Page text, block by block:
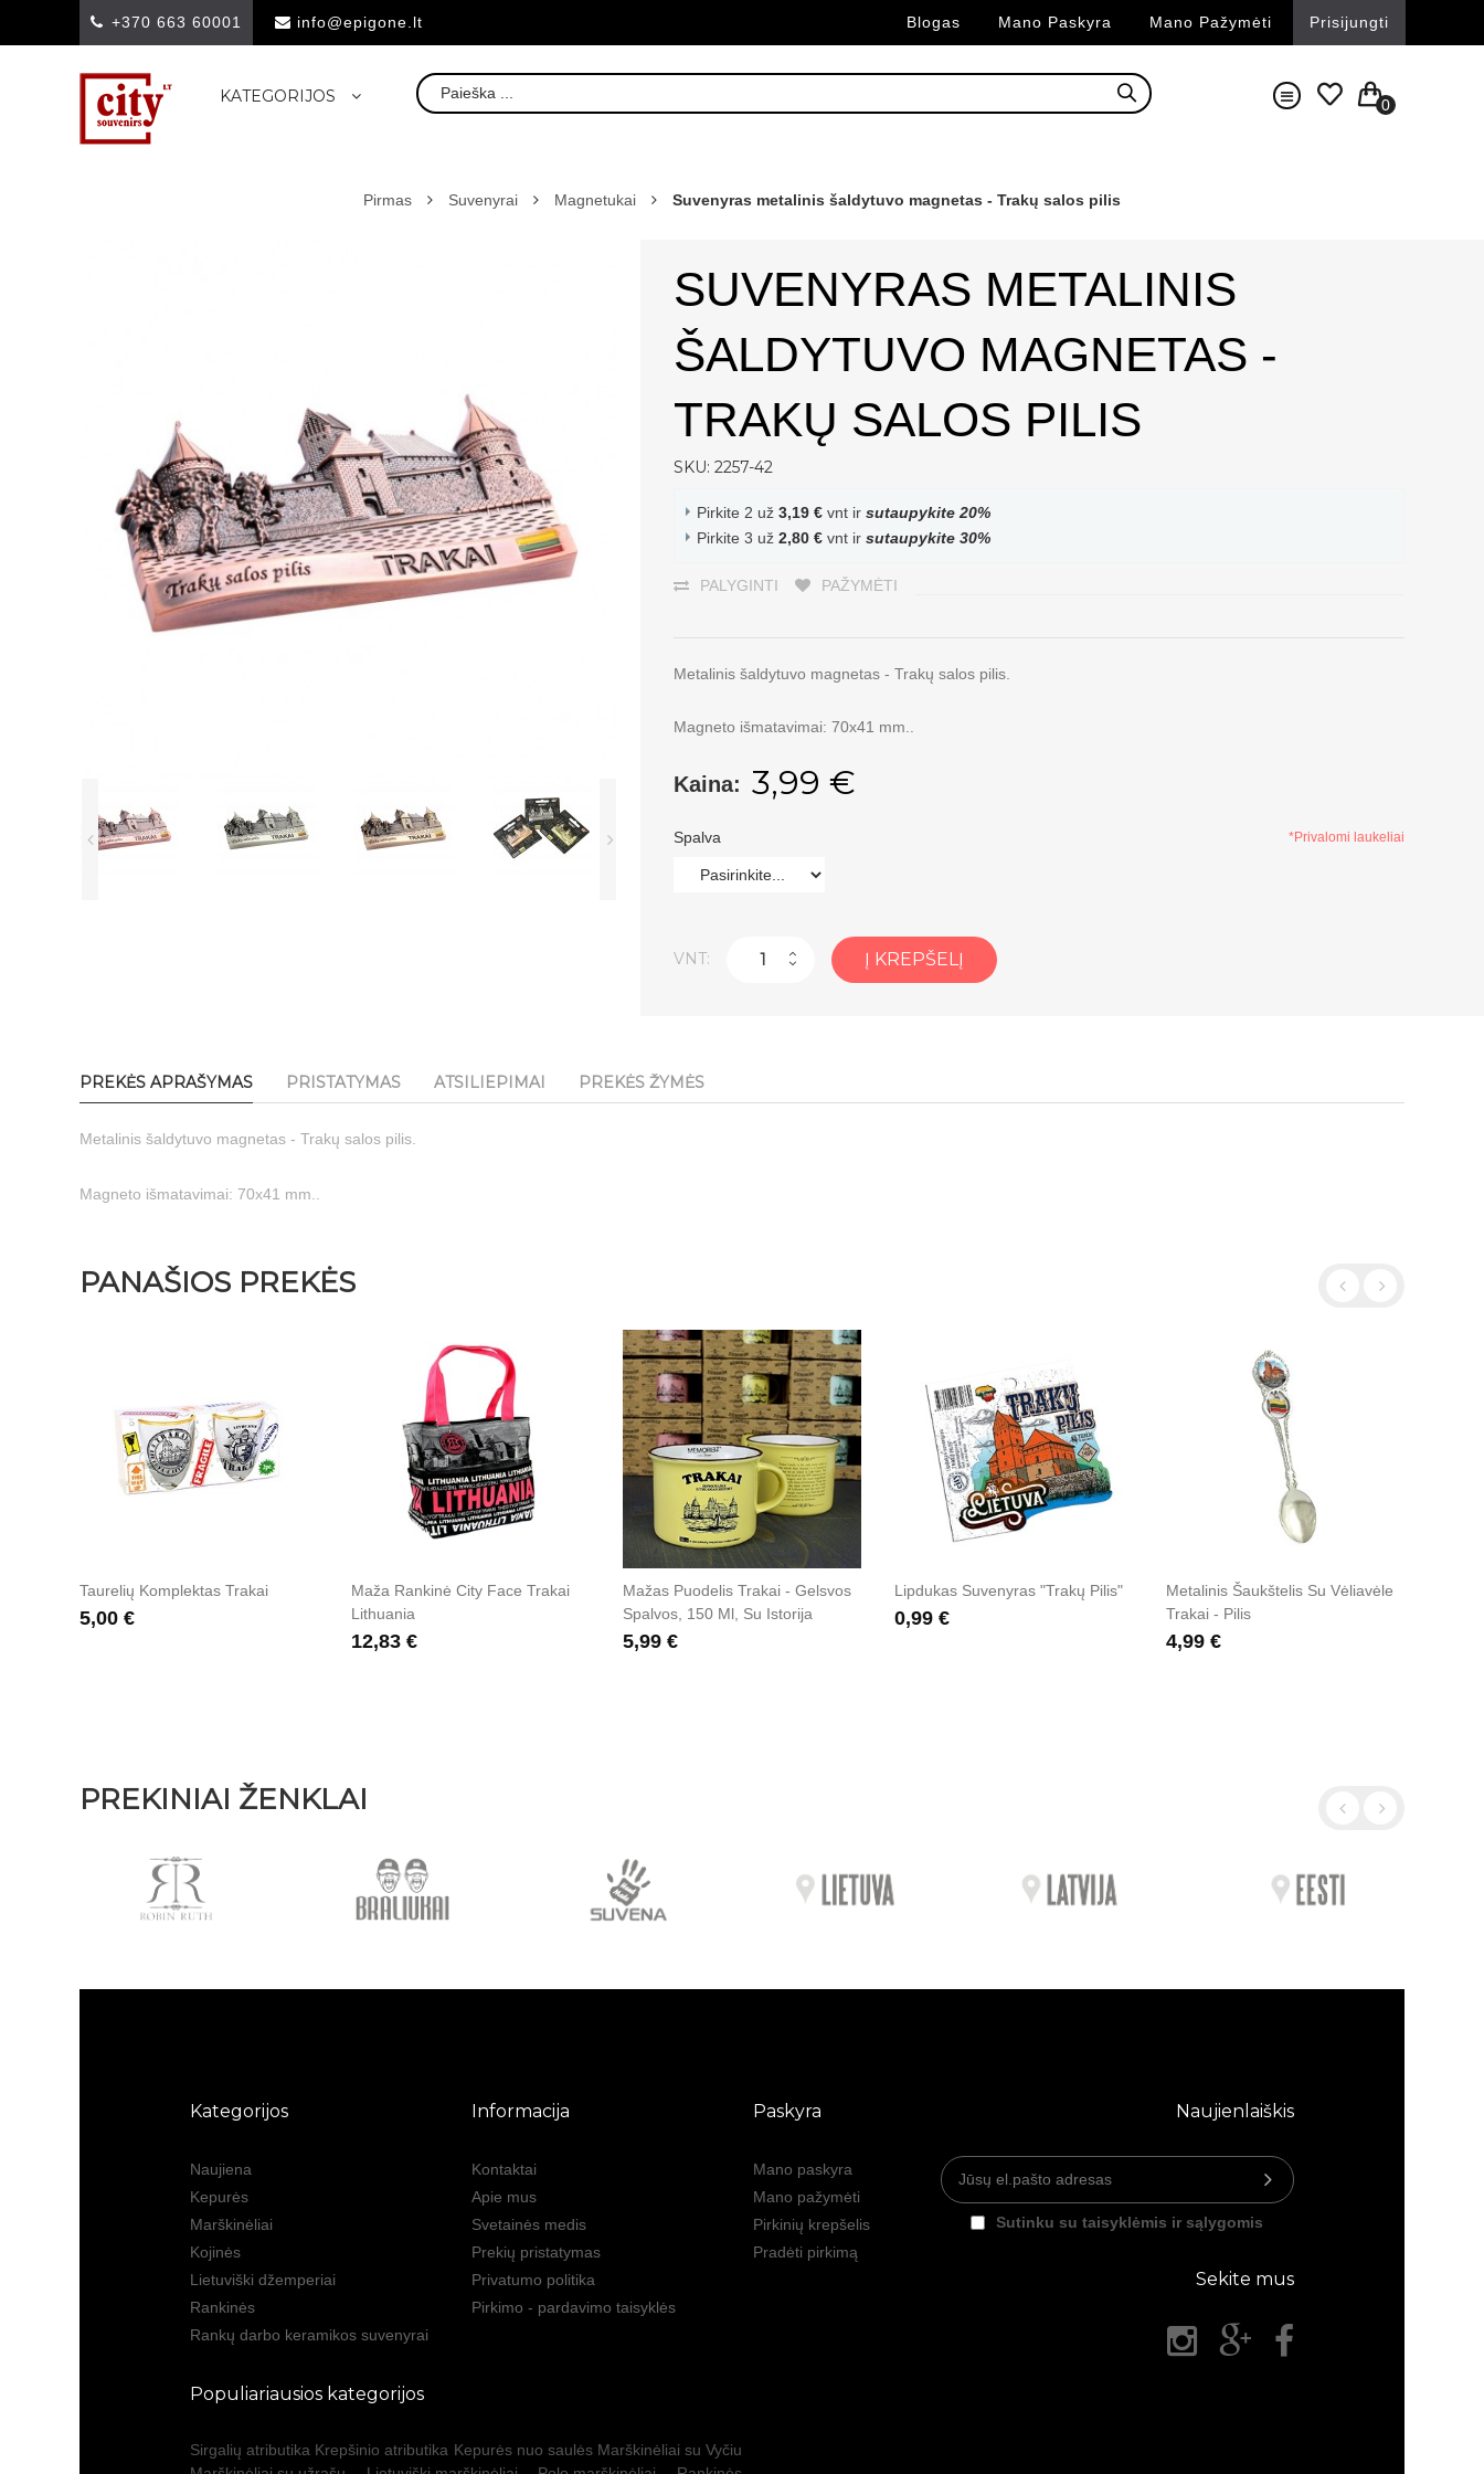
+370 663 60001 info@epigone.lt Blogas Mano Paskyra Mano Pažymėti Prisijungti
KATEGORIJOS 0
Pirmas Suvenyrai Magnetukai Suvenyras metalinis šaldytuvo magnetas - Trakų salos pilis
SUVENYRAS METALINIS
ŠALDYTUVO MAGNETAS -
TRAKŲ SALOS PILIS
SKU: 2257-42
Pirkite 2 už3,19 € vnt irsutaupykite20%
Pirkite 3 už2,80 € vnt irsutaupykite30%
PALYGINTI PAŽYMĖTI
Metalinis šaldytuvo magnetas - Trakų salos pilis.
Magneto išmatavimai: 70x41 mm..
Kaina: 3,99 €
Spalva *Privalomi laukeliai
VNT: Į KREPŠELĮ
PREKĖS APRAŠYMAS PRISTATYMAS ATSILIEPIMAI PREKĖS ŽYMĖS
Metalinis šaldytuvo magnetas - Trakų salos pilis.
Magneto išmatavimai: 70x41 mm..
PANAŠIOS PREKĖS
Taurelių Komplektas Trakai
5,00 €
Maža Rankinė City Face Trakai
Lithuania
12,83 €
Mažas Puodelis Trakai - Gelsvos
Spalvos, 150 Ml, Su Istorija
5,99 €
Lipdukas Suvenyras "Trakų Pilis"
0,99 €
Metalinis Šaukštelis Su Vėliavėle
Trakai - Pilis
4,99 €
PREKINIAI ŽENKLAI
Kategorijos
Naujiena
Kepurės
Marškinėliai
Kojinės
Lietuviški džemperiai
Rankinės
Rankų darbo keramikos suvenyrai
Informacija
Kontaktai
Apie mus
Svetainės medis
Prekių pristatymas
Privatumo politika
Pirkimo - pardavimo taisyklės
Paskyra
Mano paskyra
Mano pažymėti
Pirkinių krepšelis
Pradėti pirkimą
Naujienlaiškis
Sutinku su taisyklėmis ir sąlygomis
Sekite mus
Populiariausios kategorijos
Sirgalių atributika Krepšinio atributika Kepurės nuo saulės Marškinėliai su Vyčiu